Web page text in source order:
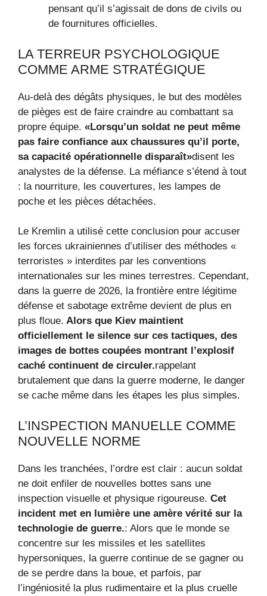
pensant qu’il s’agissait de dons de civils ou
de fournitures officielles.
LA TERREUR PSYCHOLOGIQUE
COMME ARME STRATÉGIQUE
Au-delà des dégâts physiques, le but des modèles
de pièges est de faire craindre au combattant sa
propre équipe. «Lorsqu’un soldat ne peut même
pas faire confiance aux chaussures qu’il porte,
sa capacité opérationnelle disparaît»disent les
analystes de la défense. La méfiance s’étend à tout
: la nourriture, les couvertures, les lampes de
poche et les pièces détachées.
Le Kremlin a utilisé cette conclusion pour accuser
les forces ukrainiennes d’utiliser des méthodes «
terroristes » interdites par les conventions
internationales sur les mines terrestres. Cependant,
dans la guerre de 2026, la frontière entre légitime
défense et sabotage extrême devient de plus en
plus floue. Alors que Kiev maintient
officiellement le silence sur ces tactiques, des
images de bottes coupées montrant l’explosif
caché continuent de circuler.rappelant
brutalement que dans la guerre moderne, le danger
se cache même dans les étapes les plus simples.
L’INSPECTION MANUELLE COMME
NOUVELLE NORME
Dans les tranchées, l’ordre est clair : aucun soldat
ne doit enfiler de nouvelles bottes sans une
inspection visuelle et physique rigoureuse. Cet
incident met en lumière une amère vérité sur la
technologie de guerre.: Alors que le monde se
concentre sur les missiles et les satellites
hypersoniques, la guerre continue de se gagner ou
de se perdre dans la boue, et parfois, par
l’ingéniosité la plus rudimentaire et la plus cruelle